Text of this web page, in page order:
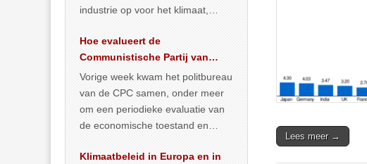
Lees meer →
industrie op voor het klimaat,
vergroening… >> lees meer
Hoe evalueert de
Communistische Partij van
China de economische
situatie?
Vorige week kwam het politbureau
van de CPC samen, onder meer
om een periodieke evaluatie van
de economische toestand en
publiceerden… >> lees meer
Klimaatbeleid in Europa en in